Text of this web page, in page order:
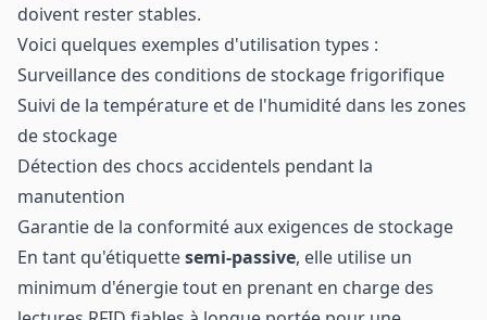
doivent rester stables.
Voici quelques exemples d'utilisation types :
Surveillance des conditions de stockage frigorifique
Suivi de la température et de l'humidité dans les zones
de stockage
Détection des chocs accidentels pendant la
manutention
Garantie de la conformité aux exigences de stockage
En tant qu'étiquettesemi-passive, elle utilise un
minimum d'énergie tout en prenant en charge des